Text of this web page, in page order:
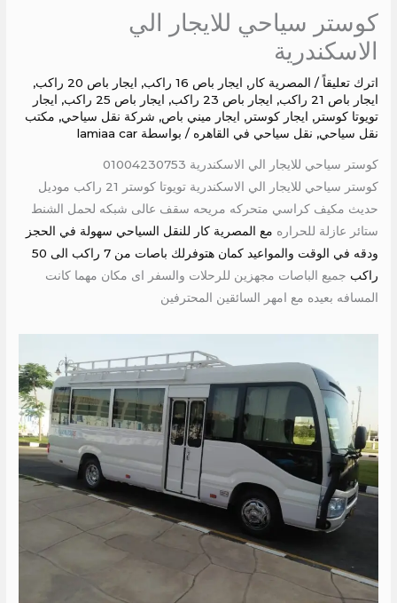
كوستر سياحي للايجار الي
الاسكندرية
اترك تعليقاً / المصرية كار, ايجار باص 16 راكب , ايجار باص 20 راكب
,
ايجار باص 21 راكب
, ايجار باص 23 راكب , ايجار باص 25 راكب , ايجار
تويوتا كوستر, ايجار كوستر, ايجار ميني باص, شركة نقل سياحي, مكتب
نقل سياحي, نقل سياحي في القاهره / بواسطة lamiaa car
كوستر سياحي للايجار الي الاسكندرية 01004230753
كوستر سياحي للايجار الي الاسكندرية تويوتا كوستر 21 راكب موديل
حديث مكيف كراسي متحركه مريحه سقف عالى شبكه لحمل الشنط
ستائر عازلة للحراره مع المصرية كار للنقل السياحي سهولة في الحجز
ودقه في الوقت والمواعيد كمان هتوفرلك باصات من 7 راكب الى 50
راكب جميع الباصات مجهزين للرحلات والسفر اى مكان مهما كانت
المسافه بعيده مع امهر السائقين المحترفين